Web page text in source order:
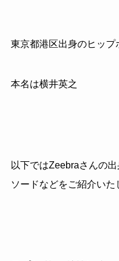
東京都港区出身のヒップ
本名は横井英之
以下ではZeebraさんの
ソードなどをご紹介いた